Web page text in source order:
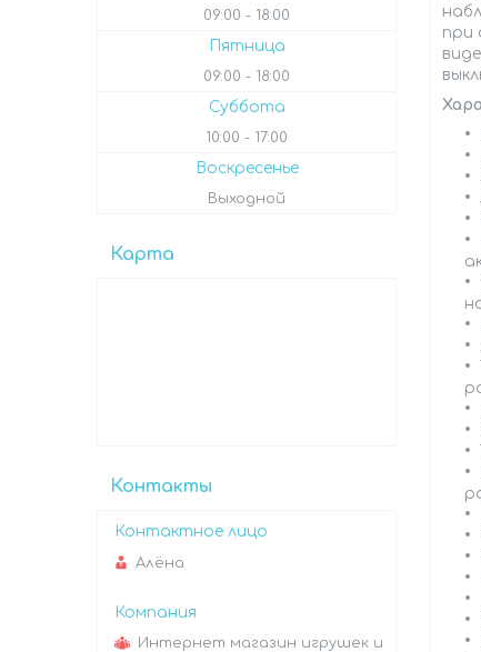
при
09:00 18:00
Пятница
09:00 18:00
Суббота
10:00 17:00
Воскресенье
Выходной
Карта
Контакты
Алёна
Интернет магазин игрушек и